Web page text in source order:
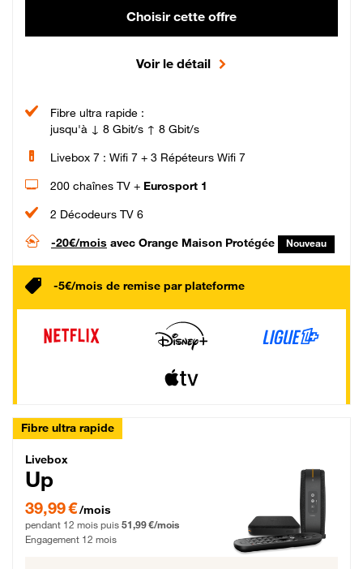
Choisir cette offre
Voir le détail
Fibre ultra rapide :
jusqu'à ↓ 8 Gbit/s ↑ 8 Gbit/s
Livebox 7 : Wifi 7 + 3 Répéteurs Wifi 7
200 chaînes TV + Eurosport 1
2 Décodeurs TV 6
-20€/mois avec Orange Maison Protégée Nouveau
-5€/mois de remise par plateforme
Fibre ultra rapide
Livebox Up Fibre
Livebox
Up
39,99 € par mois pendant 12 mois puis 51,99 € par mois, Engagement 12 mois
39,99 €/mois
pendant 12 mois puis 51,99 €/mois
Engagement 12 mois